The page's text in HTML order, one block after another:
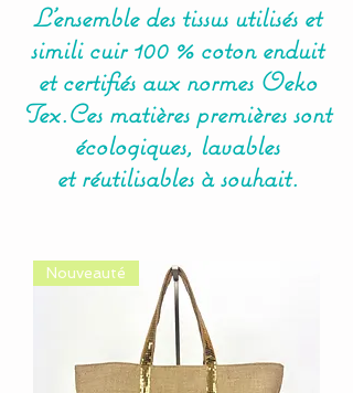
L'ensemble des tissus utilisés et
simili cuir100 % coton enduit
etcertifiésaux normes Oeko
Tex.Ces matières premières sont
écologiques, lavables
etréutilisables à souhait.
Nouveauté